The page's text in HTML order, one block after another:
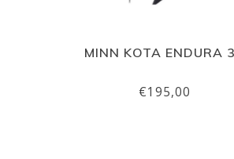
MINN KOTA ENDURA
€195,00